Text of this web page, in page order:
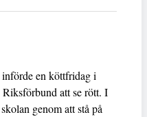
en köttfridag i
att se rött. I
genom att stå på